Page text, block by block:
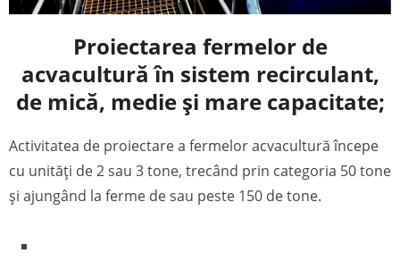
Proiectarea fermelor de
acvacultură în sistem recirculant,
de mică, medie și mare capacitate;
Activitatea de proiectare a fermelor acvacultură începe
cu unități de 2 sau 3 tone, trecând prin categoria 50 tone
și ajungând la ferme de sau peste 150 de tone.